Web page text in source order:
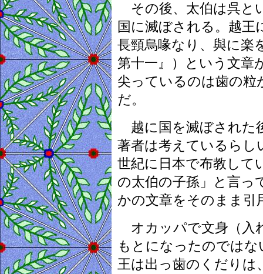
その後、太伯は呉と
国に滅ぼされる。越王
長頸烏喙なり、與に楽
第十一』）という文章
尖っているのは歯の粒
だ。
越に国を滅ぼされた
著者は考えているらし
世紀に日本で布教して
の太伯の子孫」と言っ
かの文章をそのまま引
オカッパで文身（入
もとになったのでは
王は出っ歯のくだりは